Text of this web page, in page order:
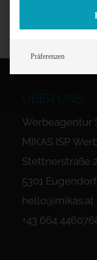
ÜBER UNS
Werbeagentur
MIKAS ISP
Stettnerstraße
5301
hello@mikas.at
+43 664
Präferenzen